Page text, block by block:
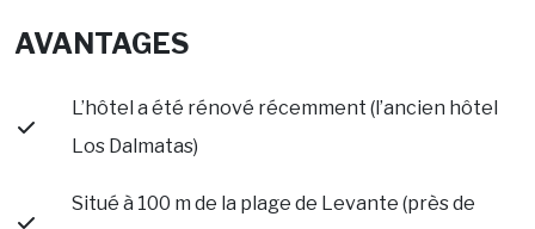
AVANTAGES
L’hôtel a été rénové récemment (l’ancien hôtel
Los Dalmatas)
Situé à 100 m de la plage de Levante (près de